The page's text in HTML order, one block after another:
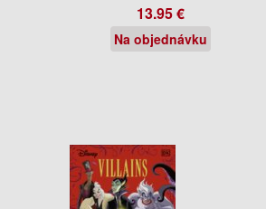
13.95 €
Na objednávku